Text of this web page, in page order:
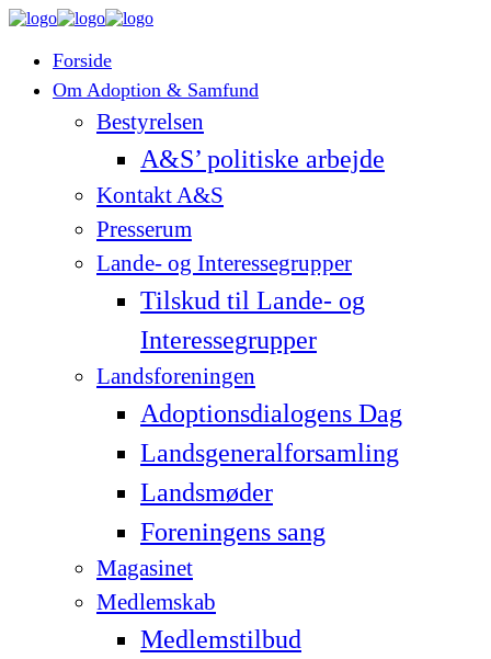
Forside
Om Adoption & Samfund
Bestyrelsen
A&S’ politiske arbejde
Kontakt A&S
Presserum
Lande- og Interessegrupper
Tilskud til Lande- og
Interessegrupper
Landsforeningen
Adoptionsdialogens Dag
Landsgeneralforsamling
Landsmøder
Foreningens sang
Magasinet
Medlemskab
Medlemstilbud